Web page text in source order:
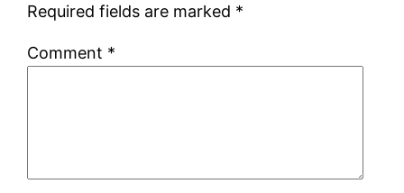
Required fields are marked *
Comment *